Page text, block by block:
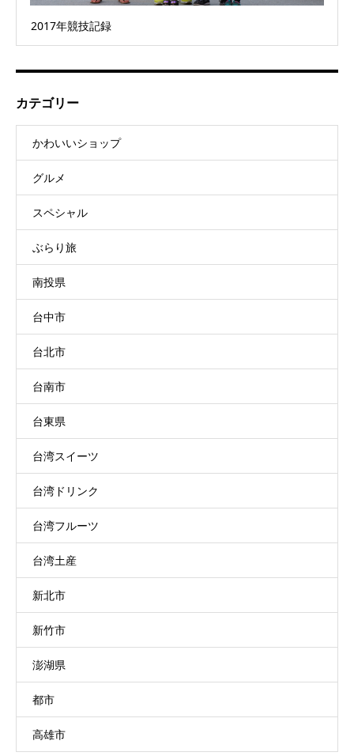
2017年競技記録
カテゴリー
かわいいショップ
グルメ
スペシャル
ぶらり旅
南投県
台中市
台北市
台南市
台東県
台湾スイーツ
台湾ドリンク
台湾フルーツ
台湾土産
新北市
新竹市
澎湖県
都市
高雄市